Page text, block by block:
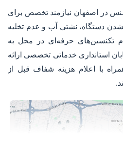
در اصفهان نیازمند تخصص برای
دستگاه، نشتی آب و عدم تخلیه
تکنسین‌های حرفه‌ای در محل به
استانداری خدماتی تخصصی ارائه
با اعلام هزینه شفاف قبل از